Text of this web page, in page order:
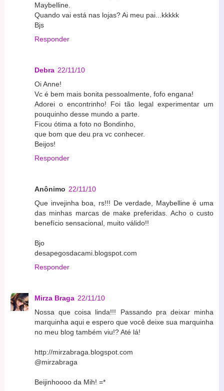
Maybelline.
Quando vai está nas lojas? Ai meu pai...kkkkk
Bjs
Responder
Debra 22/11/10
Oi Anne!
Vc é bem mais bonita pessoalmente, fofo engana!
Adorei o encontrinho! Foi tão legal experimentar um
pouquinho desse mundo a parte.
Ficou ótima a foto no Bondinho,
que bom que deu pra vc conhecer.
Beijos!
Responder
Anônimo 22/11/10
Que invejinha boa, rs!!! De verdade, Maybelline é uma
das minhas marcas de make preferidas. Acho o custo
benefício sensacional, muito válido!!
Bjo
desapegosdacami.blogspot.com
Responder
Mirza Braga 22/11/10
Nossa que coisa linda!!! Passando pra deixar minha
marquinha aqui e espero que você deixe sua marquinha
no meu blog também viu!? Até lá!
http://mirzabraga.blogspot.com
@mirzabraga
Beijinhoooo da Mih! =*